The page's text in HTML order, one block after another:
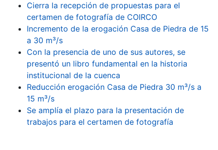
Cierra la recepción de propuestas para el
certamen de fotografía de COIRCO
Incremento de la erogación Casa de Piedra de 15
a 30 m³/s
Con la presencia de uno de sus autores, se
presentó un libro fundamental en la historia
institucional de la cuenca
Reducción erogación Casa de Piedra 30 m³/s a
15 m³/s
Se amplía el plazo para la presentación de
trabajos para el certamen de fotografía